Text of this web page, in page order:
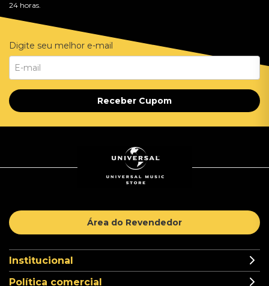
24 horas.
Digite seu melhor e-mail
Receber Cupom
Área do Revendedor
Institucional
Política comercial